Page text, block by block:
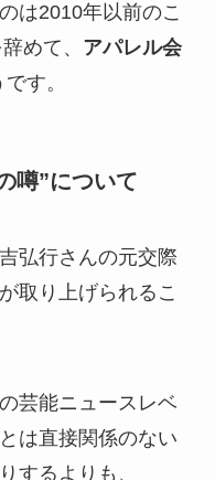
は2010年以前のこ
めて、 アパレル会
す。
噂”について
弘行さんの元交際
取り上げられるこ
芸能ニュースレベ
は直接関係のない
するよりも、